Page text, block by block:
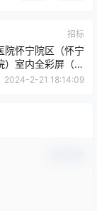
招标
院怀宁院区（怀宁
）室内全彩屏（三
次）采购公告
2024-2-21 18:14:09